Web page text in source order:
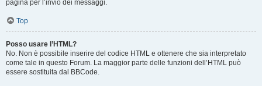
pagina per l’invio dei messaggi.
Top
Posso usare l’HTML?
No. Non è possibile inserire del codice HTML e ottenere che sia interpretato
come tale in questo Forum. La maggior parte delle funzioni dell’HTML può
essere sostituita dal BBCode.